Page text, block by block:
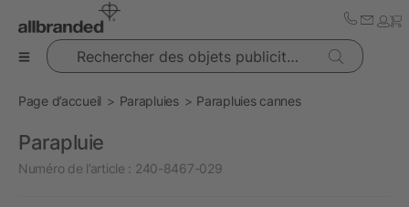
Rechercher des objets publicitaires
Page d’accueil Parapluies Parapluies cannes
Parapluie
Numéro de l’article : 240-8467-029